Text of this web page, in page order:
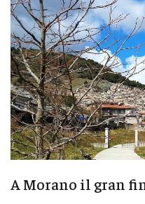
A Morano il gran